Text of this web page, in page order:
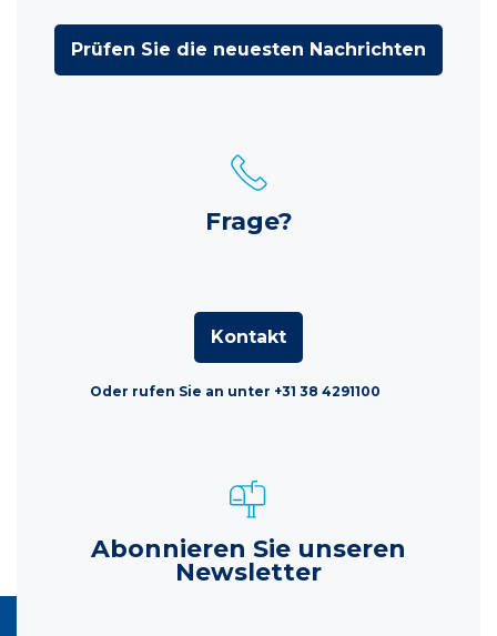
Prüfen Sie die neuesten Nachrichten
Frage?
Kontakt
Oder rufen Sie an unter +31 38 4291100
Abonnieren Sie unseren
Newsletter